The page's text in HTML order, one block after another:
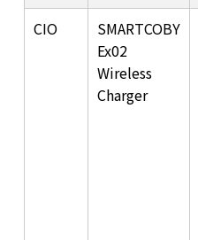
CIO
SMARTCOBY
Ex02
Wireless
Charger